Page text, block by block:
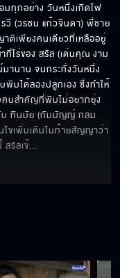
ำผัวด้วยหรอ
ทุกอย่าง วันหนึ่งเกิดไฟ
รวี (วรชน แก้วจินดา) พี่ชาย
ติเพียงคนเดียวที่เหลืออยู่
ไร่ของ สรัล (เด่นคุณ งาม
านาน จนกระทั่งวันหนึ่ง
พิมได้ลองปลูกเอง ซึ่งทำให้
นสำคัญที่พิมไม่อยากยุ่ง
กับ ทินมัย (กัมมัญญ์ กลม
ไขเพิ่มเติมในท้ายสัญญาว่า
รัลเข้...